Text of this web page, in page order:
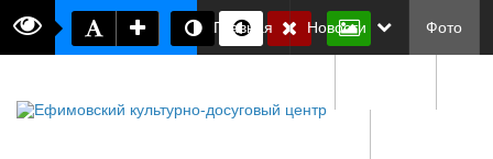
Главная Новости Фото